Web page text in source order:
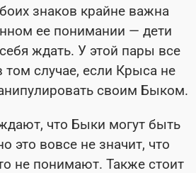
знаков крайне важна
ее понимании — дети
ждать. У этой пары все
том случае, если Крыса не
своим Быком.
что Быки могут быть
это вовсе не значит, что
не понимают. Также стоит